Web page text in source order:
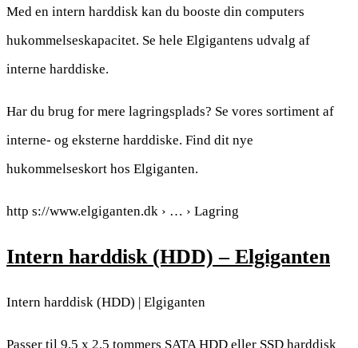
Med en intern harddisk kan du booste din computers
hukommelseskapacitet. Se hele Elgigantens udvalg af
interne harddiske.
Har du brug for mere lagringsplads? Se vores sortiment af
interne- og eksterne harddiske. Find dit nye
hukommelseskort hos Elgiganten.
http s://www.elgiganten.dk › … › Lagring
Intern harddisk (HDD) – Elgiganten
Intern harddisk (HDD) | Elgiganten
Passer til 9,5 x 2,5 tommers SATA HDD eller SSD harddisk